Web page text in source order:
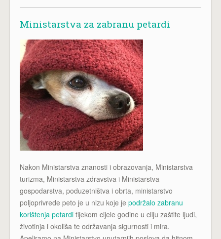
Ministarstva za zabranu petardi
Nakon Ministarstva znanosti i obrazovanja, Ministarstva
turizma, Ministarstva zdravstva i Ministarstva
gospodarstva, poduzetništva i obrta, ministarstvo
poljoprivrede peto je u nizu koje je podržalo zabranu
korištenja petardi tijekom cijele godine u cilju zaštite ljudi,
životinja i okoliša te održavanja sigurnosti i mira.